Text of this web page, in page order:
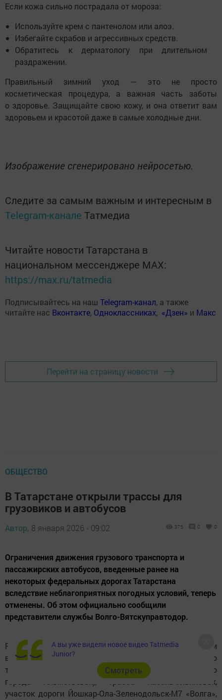
Если кожа сильно пострадала от мороза:
Используйте крем с пантенолом или алоэ.
Избегайте скрабов и агрессивных средств.
Обратитесь к дерматологу при длительном
раздражении.
Правильный зимний уход — это не просто
косметическая процедура, а важная часть заботы
о здоровье. Защищайте свою кожу, и она ответит вам
здоровьем и красотой даже в самые холодные дни.
Изображение сгенерировано нейросетью.
Следите за самым важным и интересным в
Telegram-канале Татмедиа
Читайте новости Татарстана в
национальном мессенджере MАХ:
https://max.ru/tatmedia
Подписывайтесь на наш Telegram-канал, а также
читайте нас Вконтакте, Одноклассниках, «Дзен» и Макс
Перейти на страницу новости
ОБЩЕСТВО
В Татарстане открыли трассы для
грузовиков и автобусов
Автор, 8 января 2026 - 09:02 375 0 0
Ограничения движения грузового транспорта и
пассажирских автобусов, введенные ранее на
некоторых федеральных дорогах Татарстана
вследствие неблагоприятных погодных условий, теперь
отменены. Об этом официально сообщили
представители службы Волго-Вятскуправтодор.
Ранее сообщалось, что начиная с 17 часов вечера были
введены временные ограничения передвижения по
таким маршрутам, как дорога из Казани в Оренбург (до
города Альметьевск), трасса Казань-Ульяновск,
участок дороги Йошкар-Ола-Зеленодольск-М7 «Волга»,
А вы уже видели новое видео Tatmedia
Junior?
Cмотреть